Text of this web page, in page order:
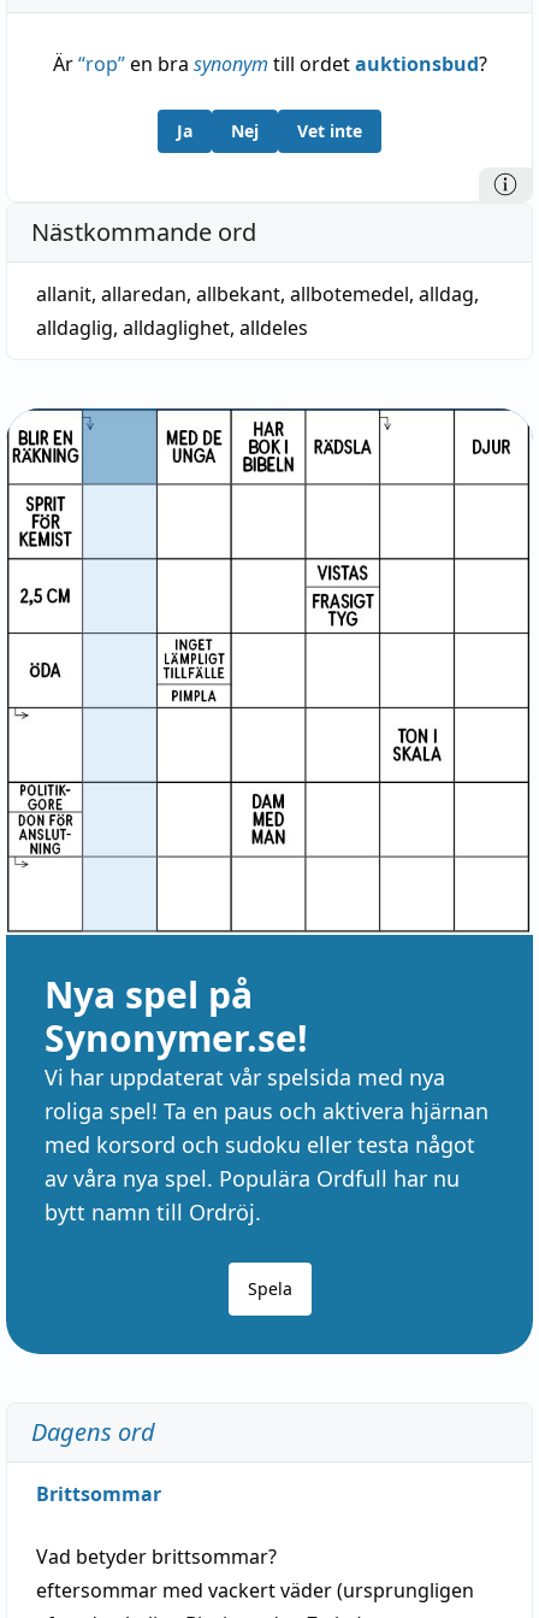
Är“rop”en bra synonym till ordetauktionsbud?
Ja Nej Vet inte
Nästkommande ord
allanit, allaredan, allbekant, allbotemedel, alldag,
alldaglig, alldaglighet, alldeles
Nya spel på
Synonymer.se!
Vi har uppdaterat vår spelsida med nya
roliga spel! Ta en paus och aktivera hjärnan
med korsord och sudoku eller testa något
av våra nya spel. Populära Ordfull har nu
bytt namn till Ordröj.
Spela
Dagens ord
Brittsommar
Vad betyder brittsommar?
eftersommar med vackertväder(ursprungligen